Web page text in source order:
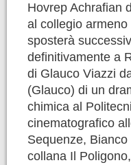
Hovrep Achrafian
al collegio
sposterà
definitivamente a
di Glauco Viazzi
(Glauco) di un
chimica al
cinematografico
Sequenze,
collana Il